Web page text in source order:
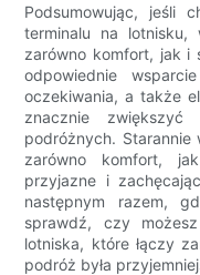
Podsumowując, jeśli
terminalu na
zarówno komfort, jak i
odpowiednie
oczekiwania, a także
znacznie
podróżnych. Starannie
zarówno komfort,
przyjazne i
następnym razem,
sprawdź, czy
lotniska, które łączy
podróż była